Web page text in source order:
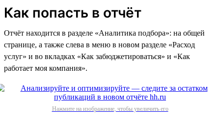
Как попасть в отчёт
Отчёт находится в разделе «Аналитика подбора»: на общей
странице, а также слева в меню в новом разделе «Расход
услуг» и во вкладках «Как забюджетироваться» и «Как
работает моя компания».
Нажмите на изображение, чтобы увеличить его